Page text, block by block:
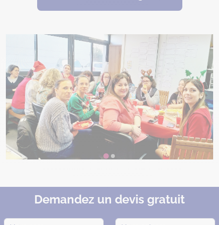
Demandez un devis gratuit